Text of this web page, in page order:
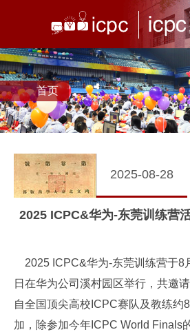
首页
2025-08-28
2025 ICPC&华为-东莞训练营
2025 ICPC&华为-东莞训练营于8
日在华为公司溪村园区举行，共邀
自全国顶尖高校ICPC赛队及教练约
加，除参加今年ICPC World Finals